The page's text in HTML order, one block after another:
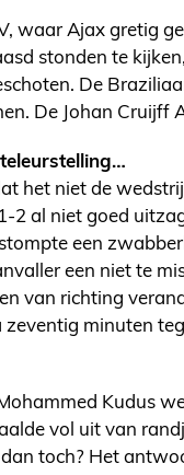
waar Ajax gretig
stonden te
De
De Johan Cruijff
het niet de
2 al niet goed
een
een niet te
van richting
zeventig minuten
Kudus
vol uit van
toch? Het